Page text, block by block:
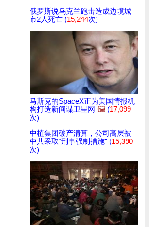
俄罗斯说乌克兰砲击造成边境城
市2人死亡 (15,244次)
马斯克的SpaceX正为美国情报机
构打造新间谍卫星网 🖼️ (17,099
次)
中植集团破产清算，公司高层被
中共采取“刑事强制措施” (15,390
次)